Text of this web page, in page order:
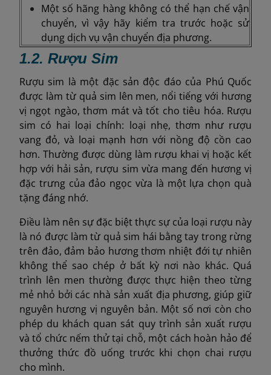
Một số hãng hàng không có thể hạn chế vận
chuyển, vì vậy hãy kiểm tra trước hoặc sử
dụng dịch vụ vận chuyển địa phương.
1.2. Rượu Sim
Rượu sim là một đặc sản độc đáo của Phú Quốc
được làm từ quả sim lên men, nổi tiếng với hương
vị ngọt ngào, thơm mát và tốt cho tiêu hóa. Rượu
sim có hai loại chính: loại nhẹ, thơm như rượu
vang đỏ, và loại mạnh hơn với nồng độ cồn cao
hơn. Thường được dùng làm rượu khai vị hoặc kết
hợp với hải sản, rượu sim vừa mang đến hương vị
đặc trưng của đảo ngọc vừa là một lựa chọn quà
tặng đáng nhớ.
Điều làm nên sự đặc biệt thực sự của loại rượu này
là nó được làm từ quả sim hái bằng tay trong rừng
trên đảo, đảm bảo hương thơm nhiệt đới tự nhiên
không thể sao chép ở bất kỳ nơi nào khác. Quá
trình lên men thường được thực hiện theo từng
mẻ nhỏ bởi các nhà sản xuất địa phương, giúp giữ
nguyên hương vị nguyên bản. Một số nơi còn cho
phép du khách quan sát quy trình sản xuất rượu
và tổ chức nếm thử tại chỗ, một cách hoàn hảo để
thưởng thức đồ uống trước khi chọn chai rượu
cho mình.